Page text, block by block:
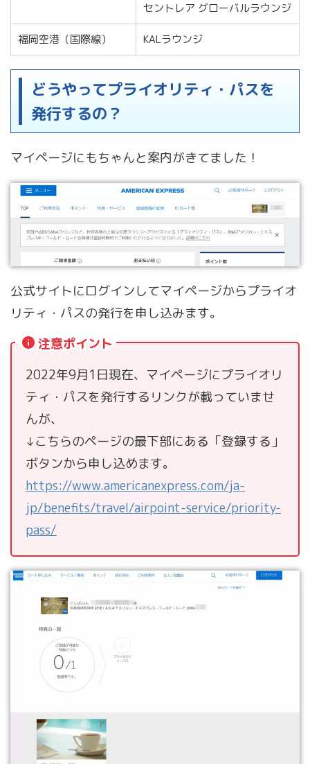
セントレア グローバルラウンジ
福岡空港（国際線） KALラウンジ
どうやってプライオリティ・パスを
発行するの？
マイページにもちゃんと案内がきてました！
公式サイトにログインしてマイページからプライオ
リティ・パスの発行を申し込みます。
注意ポイント
2022年9月1日現在、マイページにプライオリ
ティ・パスを発行するリンクが載っていませ
んが、
↓こちらのページの最下部にある「登録する」
ボタンから申し込めます。
https://www.americanexpress.com/ja-
jp/benefits/travel/airpoint-service/priority-
pass/